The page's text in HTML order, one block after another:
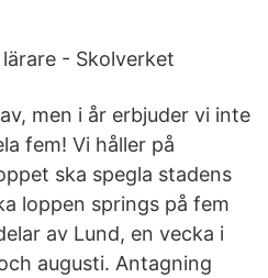
- Skolverket
men i år erbjuder vi inte
fem! Vi håller på
ska spegla stadens
loppen springs på fem
av Lund, en vecka i
augusti. Antagning